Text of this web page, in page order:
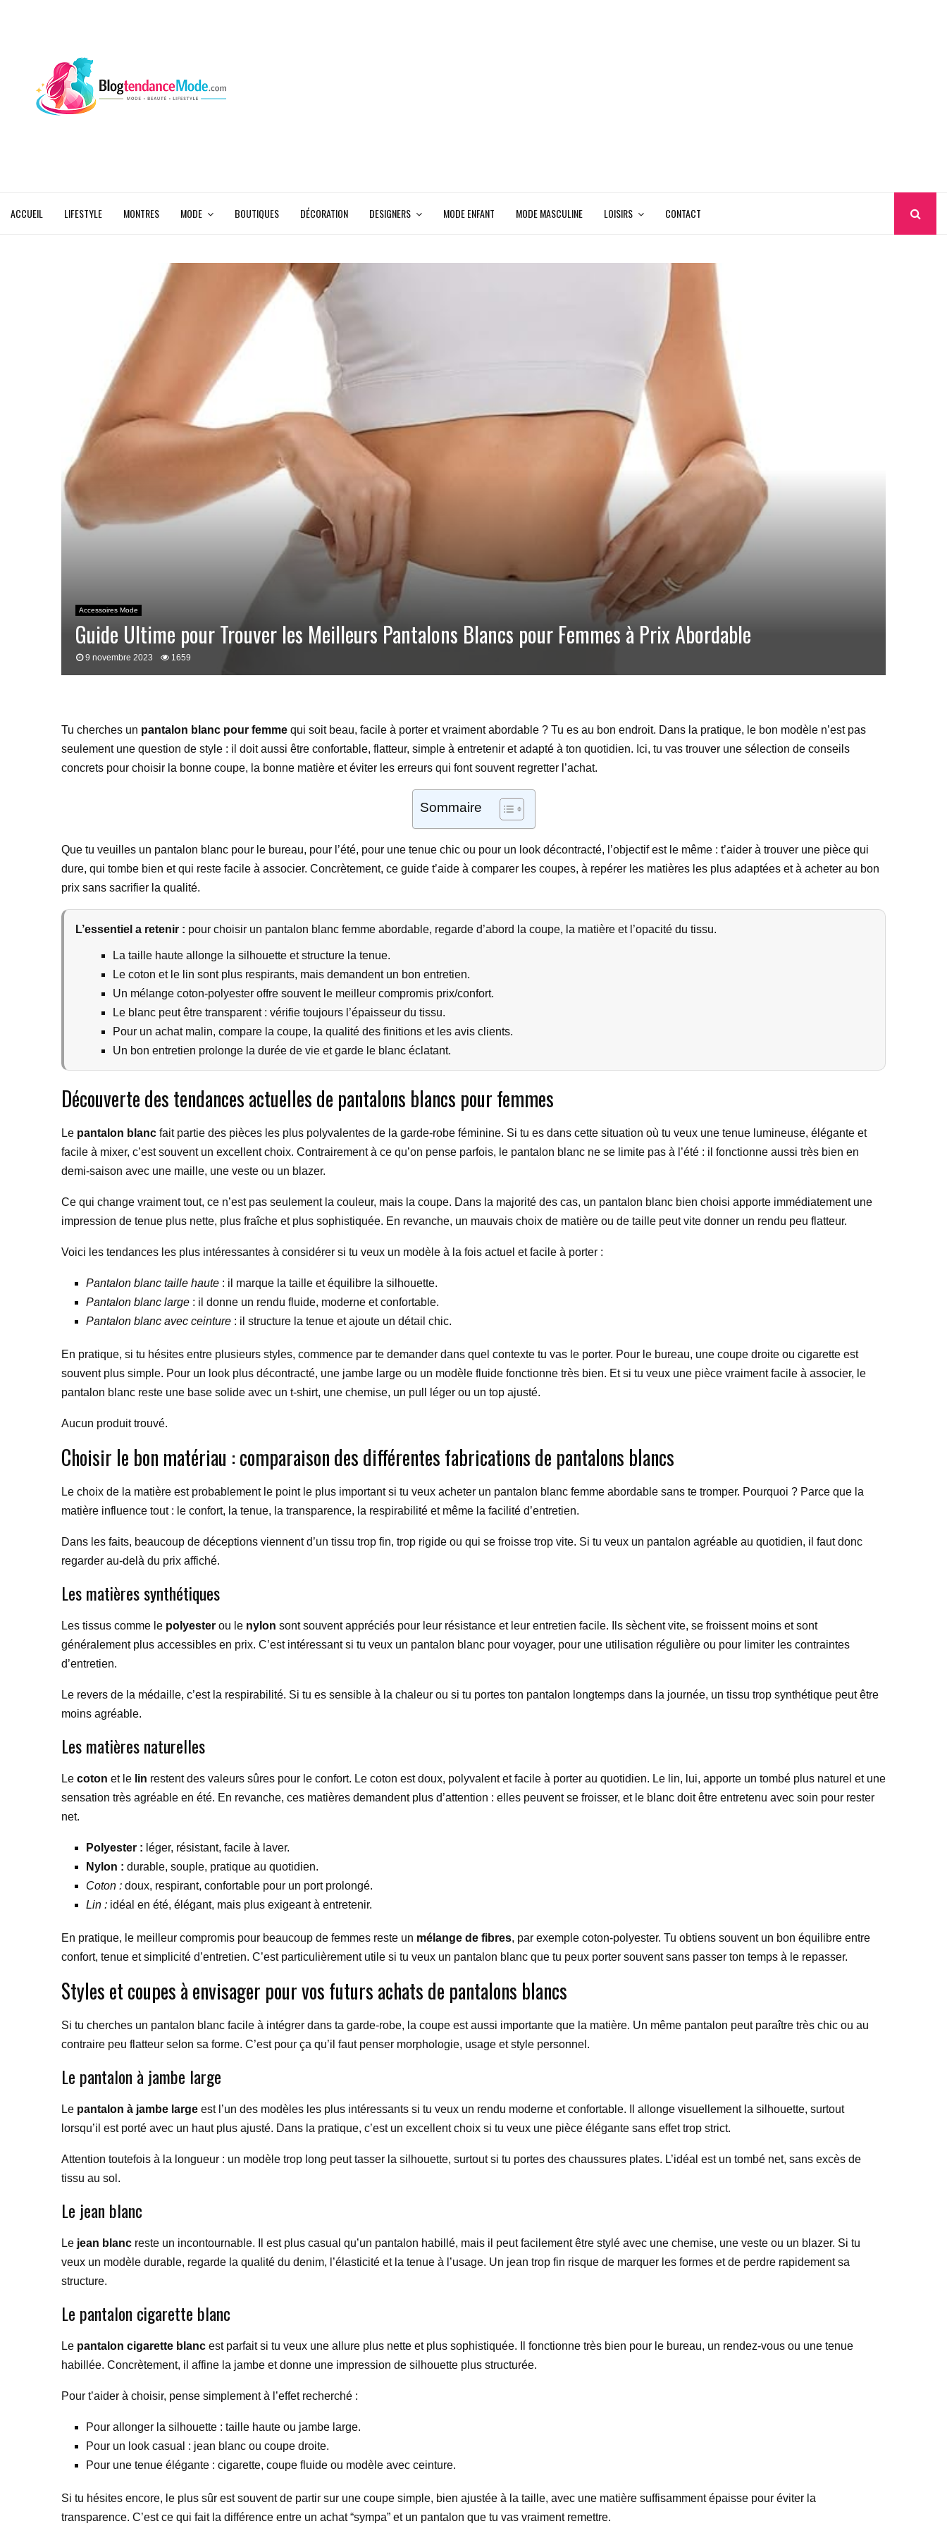
ACCUEIL LIFESTYLE MONTRES MODE BOUTIQUES DÉCORATION DESIGNERS MODE ENFANT MODE MASCULINE LOISIRS CONTACT
Accessoires Mode
Guide Ultime pour Trouver les Meilleurs Pantalons Blancs pour Femmes à Prix Abordable
9 novembre 2023 1659
Tu cherches un pantalon blanc pour femme qui soit beau, facile à porter et vraiment abordable ? Tu es au bon endroit. Dans la pratique, le bon modèle n’est pas
seulement une question de style : il doit aussi être confortable, flatteur, simple à entretenir et adapté à ton quotidien. Ici, tu vas trouver une sélection de conseils
concrets pour choisir la bonne coupe, la bonne matière et éviter les erreurs qui font souvent regretter l’achat.
Sommaire
Que tu veuilles un pantalon blanc pour le bureau, pour l’été, pour une tenue chic ou pour un look décontracté, l’objectif est le même : t’aider à trouver une pièce qui
dure, qui tombe bien et qui reste facile à associer. Concrètement, ce guide t’aide à comparer les coupes, à repérer les matières les plus adaptées et à acheter au bon
prix sans sacrifier la qualité.
L’essentiel a retenir : pour choisir un pantalon blanc femme abordable, regarde d’abord la coupe, la matière et l’opacité du tissu.
La taille haute allonge la silhouette et structure la tenue.
Le coton et le lin sont plus respirants, mais demandent un bon entretien.
Un mélange coton-polyester offre souvent le meilleur compromis prix/confort.
Le blanc peut être transparent : vérifie toujours l’épaisseur du tissu.
Pour un achat malin, compare la coupe, la qualité des finitions et les avis clients.
Un bon entretien prolonge la durée de vie et garde le blanc éclatant.
Découverte des tendances actuelles de pantalons blancs pour femmes
Le pantalon blanc fait partie des pièces les plus polyvalentes de la garde-robe féminine. Si tu es dans cette situation où tu veux une tenue lumineuse, élégante et
facile à mixer, c’est souvent un excellent choix. Contrairement à ce qu’on pense parfois, le pantalon blanc ne se limite pas à l’été : il fonctionne aussi très bien en
demi-saison avec une maille, une veste ou un blazer.
Ce qui change vraiment tout, ce n’est pas seulement la couleur, mais la coupe. Dans la majorité des cas, un pantalon blanc bien choisi apporte immédiatement une
impression de tenue plus nette, plus fraîche et plus sophistiquée. En revanche, un mauvais choix de matière ou de taille peut vite donner un rendu peu flatteur.
Voici les tendances les plus intéressantes à considérer si tu veux un modèle à la fois actuel et facile à porter :
Pantalon blanc taille haute : il marque la taille et équilibre la silhouette.
Pantalon blanc large : il donne un rendu fluide, moderne et confortable.
Pantalon blanc avec ceinture : il structure la tenue et ajoute un détail chic.
En pratique, si tu hésites entre plusieurs styles, commence par te demander dans quel contexte tu vas le porter. Pour le bureau, une coupe droite ou cigarette est
souvent plus simple. Pour un look plus décontracté, une jambe large ou un modèle fluide fonctionne très bien. Et si tu veux une pièce vraiment facile à associer, le
pantalon blanc reste une base solide avec un t-shirt, une chemise, un pull léger ou un top ajusté.
Aucun produit trouvé.
Choisir le bon matériau : comparaison des différentes fabrications de pantalons blancs
Le choix de la matière est probablement le point le plus important si tu veux acheter un pantalon blanc femme abordable sans te tromper. Pourquoi ? Parce que la
matière influence tout : le confort, la tenue, la transparence, la respirabilité et même la facilité d’entretien.
Dans les faits, beaucoup de déceptions viennent d’un tissu trop fin, trop rigide ou qui se froisse trop vite. Si tu veux un pantalon agréable au quotidien, il faut donc
regarder au-delà du prix affiché.
Les matières synthétiques
Les tissus comme le polyester ou le nylon sont souvent appréciés pour leur résistance et leur entretien facile. Ils sèchent vite, se froissent moins et sont
généralement plus accessibles en prix. C’est intéressant si tu veux un pantalon blanc pour voyager, pour une utilisation régulière ou pour limiter les contraintes
d’entretien.
Le revers de la médaille, c’est la respirabilité. Si tu es sensible à la chaleur ou si tu portes ton pantalon longtemps dans la journée, un tissu trop synthétique peut être
moins agréable.
Les matières naturelles
Le coton et le lin restent des valeurs sûres pour le confort. Le coton est doux, polyvalent et facile à porter au quotidien. Le lin, lui, apporte un tombé plus naturel et une
sensation très agréable en été. En revanche, ces matières demandent plus d’attention : elles peuvent se froisser, et le blanc doit être entretenu avec soin pour rester
net.
Polyester : léger, résistant, facile à laver.
Nylon : durable, souple, pratique au quotidien.
Coton : doux, respirant, confortable pour un port prolongé.
Lin : idéal en été, élégant, mais plus exigeant à entretenir.
En pratique, le meilleur compromis pour beaucoup de femmes reste un mélange de fibres, par exemple coton-polyester. Tu obtiens souvent un bon équilibre entre
confort, tenue et simplicité d’entretien. C’est particulièrement utile si tu veux un pantalon blanc que tu peux porter souvent sans passer ton temps à le repasser.
Styles et coupes à envisager pour vos futurs achats de pantalons blancs
Si tu cherches un pantalon blanc facile à intégrer dans ta garde-robe, la coupe est aussi importante que la matière. Un même pantalon peut paraître très chic ou au
contraire peu flatteur selon sa forme. C’est pour ça qu’il faut penser morphologie, usage et style personnel.
Le pantalon à jambe large
Le pantalon à jambe large est l’un des modèles les plus intéressants si tu veux un rendu moderne et confortable. Il allonge visuellement la silhouette, surtout
lorsqu’il est porté avec un haut plus ajusté. Dans la pratique, c’est un excellent choix si tu veux une pièce élégante sans effet trop strict.
Attention toutefois à la longueur : un modèle trop long peut tasser la silhouette, surtout si tu portes des chaussures plates. L’idéal est un tombé net, sans excès de
tissu au sol.
Le jean blanc
Le jean blanc reste un incontournable. Il est plus casual qu’un pantalon habillé, mais il peut facilement être stylé avec une chemise, une veste ou un blazer. Si tu
veux un modèle durable, regarde la qualité du denim, l’élasticité et la tenue à l’usage. Un jean trop fin risque de marquer les formes et de perdre rapidement sa
structure.
Le pantalon cigarette blanc
Le pantalon cigarette blanc est parfait si tu veux une allure plus nette et plus sophistiquée. Il fonctionne très bien pour le bureau, un rendez-vous ou une tenue
habillée. Concrètement, il affine la jambe et donne une impression de silhouette plus structurée.
Pour t’aider à choisir, pense simplement à l’effet recherché :
Pour allonger la silhouette : taille haute ou jambe large.
Pour un look casual : jean blanc ou coupe droite.
Pour une tenue élégante : cigarette, coupe fluide ou modèle avec ceinture.
Si tu hésites encore, le plus sûr est souvent de partir sur une coupe simple, bien ajustée à la taille, avec une matière suffisamment épaisse pour éviter la
transparence. C’est ce qui fait la différence entre un achat “sympa” et un pantalon que tu vas vraiment remettre.